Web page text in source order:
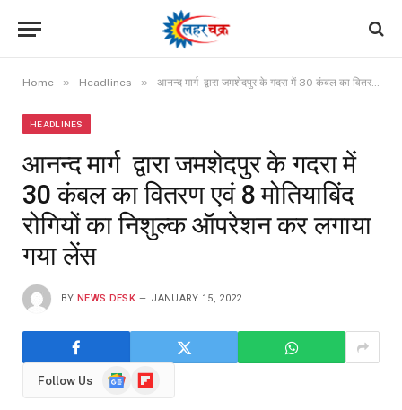
Home » Headlines » आनन्द मार्ग द्वारा जमशेदपुर के गदरा में 30 कंबल का वितरण एवं 8 मोतियाबिंद रोगियों का निशुल्क ऑपरेशन कर लगाया गया लेंस
HEADLINES
आनन्द मार्ग द्वारा जमशेदपुर के गदरा में
30 कंबल का वितरण एवं 8 मोतियाबिंद
रोगियों का निशुल्क ऑपरेशन कर लगाया
गया लेंस
BY NEWS DESK JANUARY 15, 2022
Follow Us
GoogleFlipboard